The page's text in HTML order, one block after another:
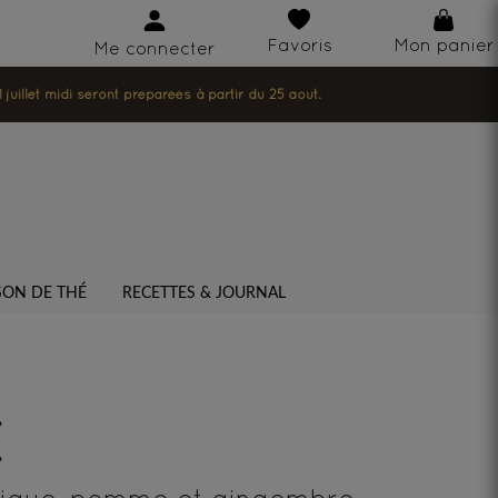
Me connecter Favoris Mon panier
juillet midi seront préparées à partir du 25 août.
DE THÉ RECETTES & JOURNAL